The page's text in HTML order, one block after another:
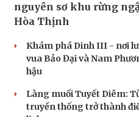
nguyên sơ khu rừng
Hòa Thịnh
Khám phá Dinh III - nơi
vua Bảo Đại và Nam
hậu
Làng muối Tuyết Diêm:
truyền thống trở thành